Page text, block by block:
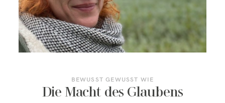
BLOG
KONTAKT/TERMIN BUCHEN
BEWUSST GEWUSST WIE
Die Macht des Glaubens